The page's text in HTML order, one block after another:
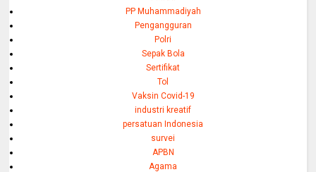
PP Muhammadiyah
Pengangguran
Polri
Sepak Bola
Sertifikat
Tol
Vaksin Covid-19
industri kreatif
persatuan Indonesia
survei
APBN
Agama